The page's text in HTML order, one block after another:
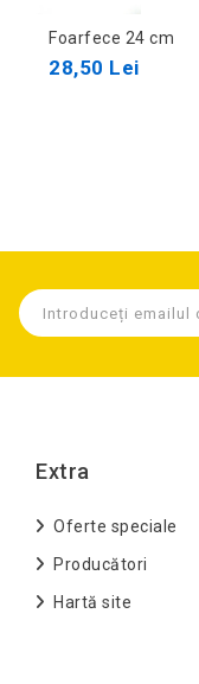
Foarfece 24 cm
28,50 Lei
Extra
Oferte speciale
Producători
Hartă site